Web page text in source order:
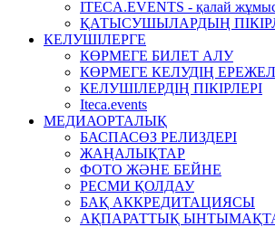
ITECA.EVENTS - қалай жұмыс
ҚАТЫСУШЫЛАРДЫҢ
КЕЛУШІЛЕРГЕ
КӨРМЕГЕ БИЛЕТ АЛУ
КӨРМЕГЕ КЕЛУДІҢ
КЕЛУШІЛЕРДІҢ ПІКІРЛЕРІ
Iteca.events
МЕДИАОРТАЛЫҚ
БАСПАСӨЗ РЕЛИЗДЕРІ
ЖАҢАЛЫҚТАР
ФОТО ЖӘНЕ БЕЙНЕ
РЕСМИ ҚОЛДАУ
БАҚ АККРЕДИТАЦИЯСЫ
АҚПАРАТТЫҚ